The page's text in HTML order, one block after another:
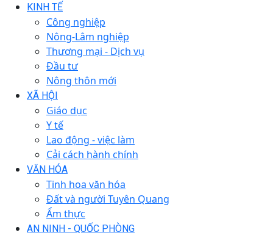
KINH TẾ
Công nghiệp
Nông-Lâm nghiệp
Thương mại - Dịch vụ
Đầu tư
Nông thôn mới
XÃ HỘI
Giáo dục
Y tế
Lao động - việc làm
Cải cách hành chính
VĂN HÓA
Tinh hoa văn hóa
Đất và người Tuyên Quang
Ẩm thực
AN NINH - QUỐC PHÒNG